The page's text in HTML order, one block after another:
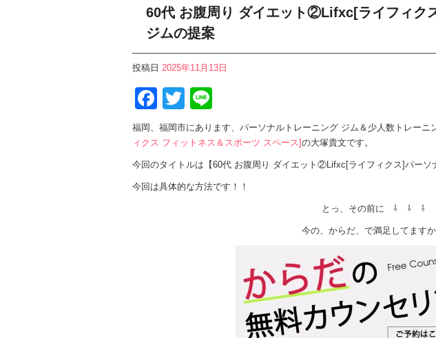
60代 お腹周り ダイエット②Lifxc[ライフィク
ジムの提案
投稿日 2025年11月13日
Facebook
Twitter
福岡、福岡市にあります、パーソナルトレーニング ジム＆少人数トレーニ
ィクス フィットネス＆スポーツ スペース]の大塚貴文です。
今回のタイトルは【60代 お腹周り ダイエット②Lifxc[ライフィクス]パーソ
今回は具体的な方法です！！
とっ、その前に ⇩ ⇩ ⇩
今の、からだ、で満足してますか